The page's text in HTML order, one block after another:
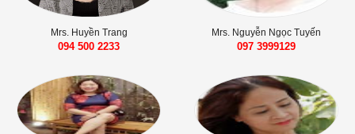
Mrs. Huyền Trang
094 500 2233
Mrs. Nguyễn Ngọc Tuyến
‭097 3999129‬